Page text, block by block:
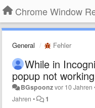
Chrome Window
General Fehler
While in
popup not working
BGspoonzvor 10 Jahren
Jahren • 1